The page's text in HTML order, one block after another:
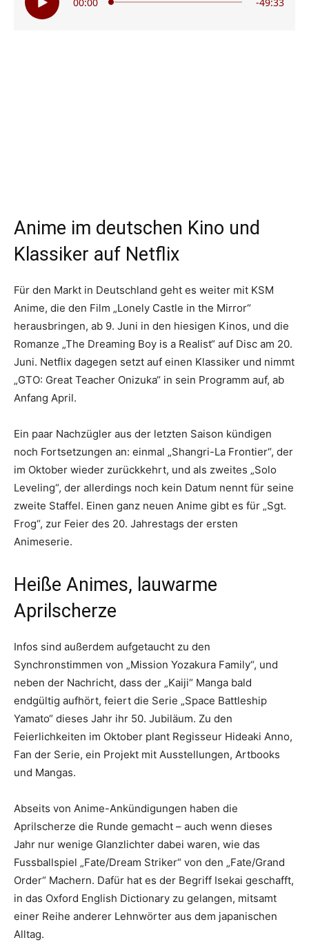
Anime im deutschen Kino und
Klassiker auf Netflix
Für den Markt in Deutschland geht es weiter mit KSM
Anime, die den Film „Lonely Castle in the Mirror“
herausbringen, ab 9. Juni in den hiesigen Kinos, und die
Romanze „The Dreaming Boy is a Realist“ auf Disc am 20.
Juni. Netflix dagegen setzt auf einen Klassiker und nimmt
„GTO: Great Teacher Onizuka“ in sein Programm auf, ab
Anfang April.
Ein paar Nachzügler aus der letzten Saison kündigen
noch Fortsetzungen an: einmal „Shangri-La Frontier“, der
im Oktober wieder zurückkehrt, und als zweites „Solo
Leveling“, der allerdings noch kein Datum nennt für seine
zweite Staffel. Einen ganz neuen Anime gibt es für „Sgt.
Frog“, zur Feier des 20. Jahrestags der ersten
Animeserie.
Heiße Animes, lauwarme
Aprilscherze
Infos sind außerdem aufgetaucht zu den
Synchronstimmen von „Mission Yozakura Family“, und
neben der Nachricht, dass der „Kaiji“ Manga bald
endgültig aufhört, feiert die Serie „Space Battleship
Yamato“ dieses Jahr ihr 50. Jubiläum. Zu den
Feierlichkeiten im Oktober plant Regisseur Hideaki Anno,
Fan der Serie, ein Projekt mit Ausstellungen, Artbooks
und Mangas.
Abseits von Anime-Ankündigungen haben die
Aprilscherze die Runde gemacht – auch wenn dieses
Jahr nur wenige Glanzlichter dabei waren, wie das
Fussballspiel „Fate/Dream Striker“ von den „Fate/Grand
Order“ Machern. Dafür hat es der Begriff Isekai geschafft,
in das Oxford English Dictionary zu gelangen, mitsamt
einer Reihe anderer Lehnwörter aus dem japanischen
Alltag.